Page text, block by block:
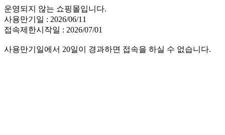
운영되지 않는 쇼핑몰입니다.
사용만기일 : 2026/06/11
접속제한시작일 : 2026/07/01
사용만기일에서 20일이 경과하면 접속을 하실 수 없습니다.